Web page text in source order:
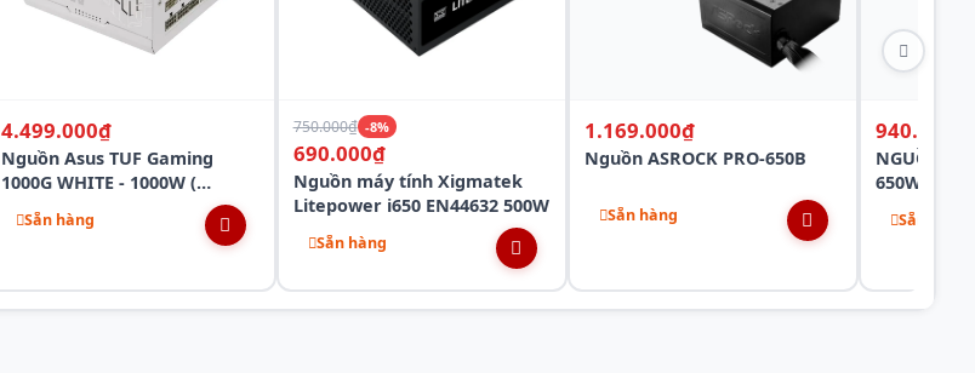
4.499.000₫
Nguồn Asus TUF Gaming
1000G WHITE - 1000W (
ATX3.0/Pci Gen 5.0 /80 Plus
Gold/Full Modular)
Sẵn hàng
750.000₫ -8%
690.000₫
Nguồn máy tính Xigmatek
Litepower i650 EN44632 500W
Sẵn hàng
1.169.000₫
Nguồn ASROCK PRO-650B
Sẵn hàng
940.000₫
NGUỒN
650W
Sẵn hàng